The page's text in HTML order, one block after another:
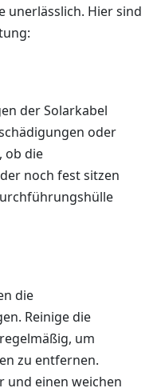
unerlässlich. Hier sind
der Solarkabel
oder
ob die
noch fest sitzen
die
Reinige die
um
zu entfernen.
und einen weichen